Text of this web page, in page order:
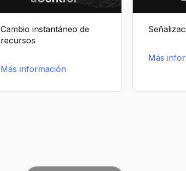
Cambio instantáneo de
recursos
Más información
Más